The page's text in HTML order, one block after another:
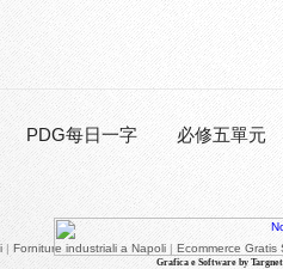
PDG每日一字 必修五單元
| Forniture industriali a Napoli | Ecommerce Gratis
Grafica e Software by